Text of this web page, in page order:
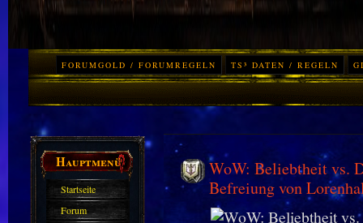
FORUMGOLD / FORUMREGELN TS³ DATEN / REGELN
Hauptmenü
Startseite
Forum
WoW: Beliebtheit vs.
Befreiung von